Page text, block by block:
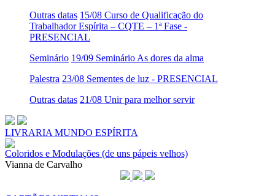
Outras datas 15/08 Curso de Qualificação do
Trabalhador Espírita – CQTE – 1ª Fase -
PRESENCIAL
Seminário 19/09 Seminário As dores da alma
Palestra 23/08 Sementes de luz - PRESENCIAL
Outras datas 21/08 Unir para melhor servir
LIVRARIA MUNDO ESPÍRITA
Coloridos e Modulações (de uns pápeis velhos)
Vianna de Carvalho